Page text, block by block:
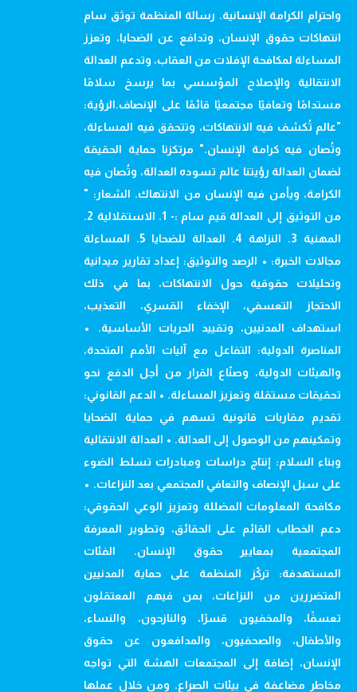
واحترام الكرامة الإنسانية. رسالة المنظمة توثق سام
انتهاكات حقوق الإنسان، وتدافع عن الضحايا، وتعزز
المساءلة لمكافحة الإفلات من العقاب، وتدعم العدالة
الانتقالية والإصلاح المؤسسي بما يرسخ سلامًا
مستدامًا وتعافيًا مجتمعيًا قائمًا على الإنصاف.الرؤية:
"عالم تُكشف فيه الانتهاكات، وتتحقق فيه المساءلة،
وتُصان فيه كرامة الإنسان." مرتكزنا حماية الحقيقة
لضمان العدالة رؤيتنا عالم تسوده العدالة، وتُصان فيه
الكرامة، ويأمن فيه الإنسان من الانتهاك. الشعار: "
من التوثيق إلى العدالة قيم سام :- 1. الاستقلالية 2.
المهنية 3. النزاهة 4. العدالة للضحايا 5. المساءلة
مجالات الخبرة: • الرصد والتوثيق: إعداد تقارير ميدانية
وتحليلات حقوقية حول الانتهاكات، بما في ذلك
الاحتجاز التعسفي، الإخفاء القسري، التعذيب،
استهداف المدنيين، وتقييد الحريات الأساسية. •
المناصرة الدولية: التفاعل مع آليات الأمم المتحدة،
والهيئات الدولية، وصنّاع القرار من أجل الدفع نحو
تحقيقات مستقلة وتعزيز المساءلة. • الدعم القانوني:
تقديم مقاربات قانونية تسهم في حماية الضحايا
وتمكينهم من الوصول إلى العدالة. • العدالة الانتقالية
وبناء السلام: إنتاج دراسات ومبادرات تسلط الضوء
على سبل الإنصاف والتعافي المجتمعي بعد النزاعات. •
مكافحة المعلومات المضللة وتعزيز الوعي الحقوقي:
دعم الخطاب القائم على الحقائق، وتطوير المعرفة
المجتمعية بمعايير حقوق الإنسان. الفئات
المستهدفة: تركّز المنظمة على حماية المدنيين
المتضررين من النزاعات، بمن فيهم المعتقلون
تعسفًا، والمخفيون قسرًا، والنازحون، والنساء،
والأطفال، والصحفيون، والمدافعون عن حقوق
الإنسان، إضافة إلى المجتمعات الهشة التي تواجه
مخاطر مضاعفة في بيئات الصراع. ومن خلال عملها